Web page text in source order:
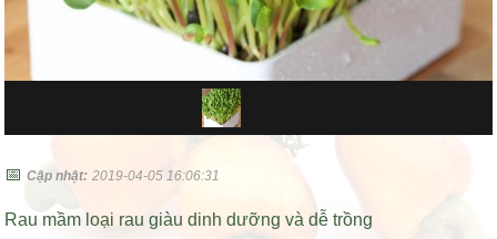
📅Cập nhật: 2019-04-05 16:06:31
Rau mầm loại rau giàu dinh dưỡng và dễ trồng